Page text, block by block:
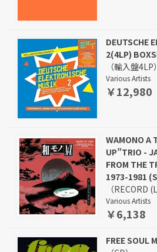
DEUTSCHE
2(4LP)
（輸入盤4LP）
Various Artists
￥12,980
WAMONO A
UP”TRIO -
FROM THE
1973-1981
（RECORD
Various Artists
￥6,138
FREE SOUL